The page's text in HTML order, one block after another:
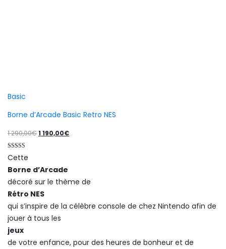
Basic
Borne d’Arcade Basic Retro NES
1 290,00€Le
était :
1
290,00€.
1 190,00€Le
1
Note
5.00
sur 5
Cette
Borne d’Arcade
décoré sur le thème de
Rétro NES
qui s’inspire de la célèbre console de chez Nintendo afin de
jouer à tous les
jeux
de votre enfance, pour des heures de bonheur et de